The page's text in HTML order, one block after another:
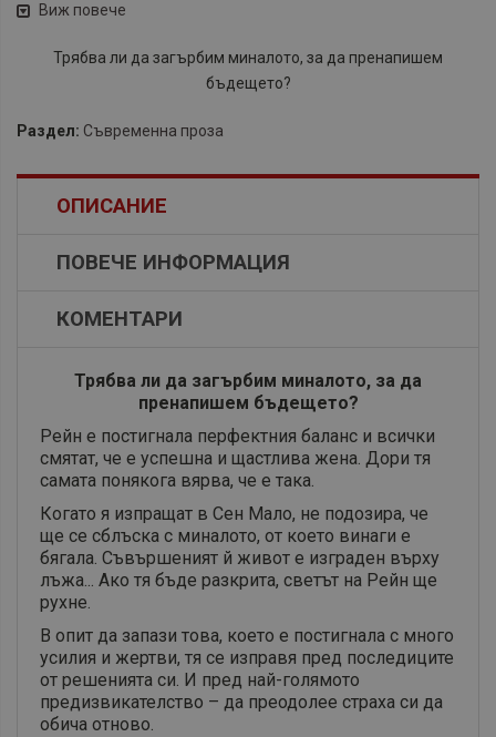
Виж повече
Трябва ли да загърбим миналото, за да пренапишем
бъдещето?
Раздел: Съвременна проза
ОПИСАНИЕ
ПОВЕЧЕ ИНФОРМАЦИЯ
КОМЕНТАРИ
Трябва ли да загърбим миналото, за да
пренапишем бъдещето?
Рейн е постигнала перфектния баланс и всички
смятат, че е успешна и щастлива жена. Дори тя
самата понякога вярва, че е така.
Когато я изпращат в Сен Мало, не подозира, че
ще се сблъска с миналото, от което винаги е
бягала. Съвършеният й живот е изграден върху
лъжа... Ако тя бъде разкрита, светът на Рейн ще
рухне.
В опит да запази това, което е постигнала с много
усилия и жертви, тя се изправя пред последиците
от решенията си. И пред най-голямото
предизвикателство – да преодолее страха си да
обича отново.